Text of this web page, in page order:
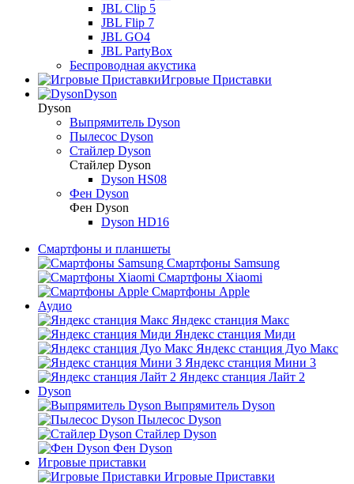
JBL Clip 5
JBL Flip 7
JBL GO4
JBL PartyBox
Беспроводная акустика
Игровые Приставки
Dyson
Dyson
Выпрямитель Dyson
Пылесос Dyson
Стайлер Dyson
Стайлер Dyson
Dyson HS08
Фен Dyson
Фен Dyson
Dyson HD16
Смартфоны и планшеты
Смартфоны Samsung
Смартфоны Xiaomi
Смартфоны Apple
Аудио
Яндекс станция Макс
Яндекс станция Миди
Яндекс станция Дуо Макс
Яндекс станция Мини 3
Яндекс станция Лайт 2
Dyson
Выпрямитель Dyson
Пылесос Dyson
Стайлер Dyson
Фен Dyson
Игровые приставки
Игровые Приставки